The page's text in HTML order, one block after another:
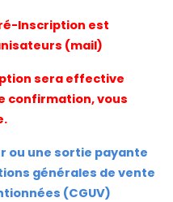
Inscription est
(mail)
sera effective
confirmation, vous
ou une sortie payante
générales de vente
(CGUV)